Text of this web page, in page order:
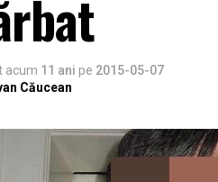
acum 11 ani pe 2015-05-07
Căucean